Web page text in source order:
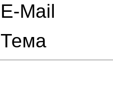
E-Mail
Тема